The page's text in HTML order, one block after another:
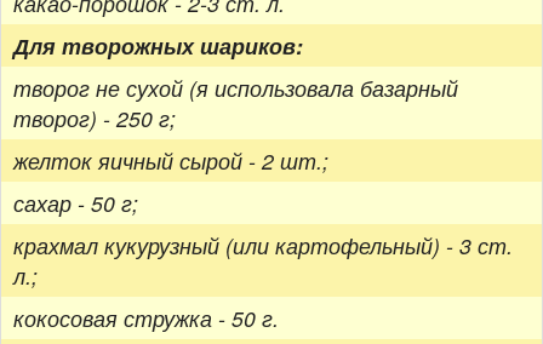
Для творожных шариков:
творог не сухой (я использовала базарный
творог) - 250 г;
желток яичный сырой - 2 шт.;
сахар - 50 г;
крахмал кукурузный (или картофельный) - 3 ст.
л.;
кокосовая стружка - 50 г.